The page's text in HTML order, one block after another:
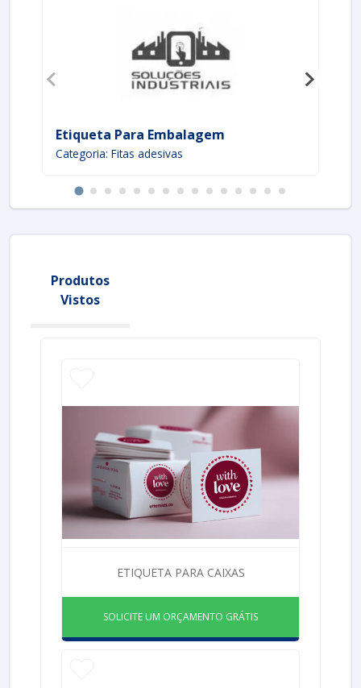
Etiqueta Para Embalagem
Categoria: Fitas adesivas
Produtos
Vistos
ETIQUETA PARA CAIXAS
SOLICITE UM ORÇAMENTO GRÁTIS